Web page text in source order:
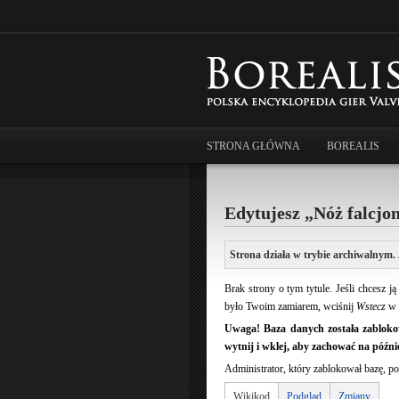
STRONA GŁÓWNA BOREALIS
Edytujesz „Nóż
Strona działa w trybie
Brak strony o tym tytule. Jeśli chcesz
było Twoim zamiarem, wciśnij Wstecz w
Uwaga! Baza danych została
wytnij i wklej, aby zachować na
Administrator, który zablokował bazę,
Wikikod Podgląd Zmiany